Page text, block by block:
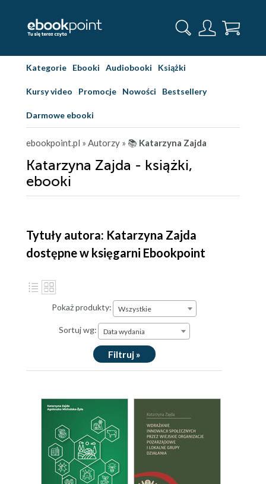
Kategorie Ebooki Audiobooki Książki
Kursy video Promocje Nowości Bestsellery
Darmowe ebooki
ebookpoint.pl » Autorzy » 📚 Katarzyna Zajda
Katarzyna Zajda - książki,
ebooki
Tytuły autora: Katarzyna Zajda
dostępne w księgarni Ebookpoint
Pokaż produkty: Wszystkie
Sortuj wg: Data wydania
Filtruj »